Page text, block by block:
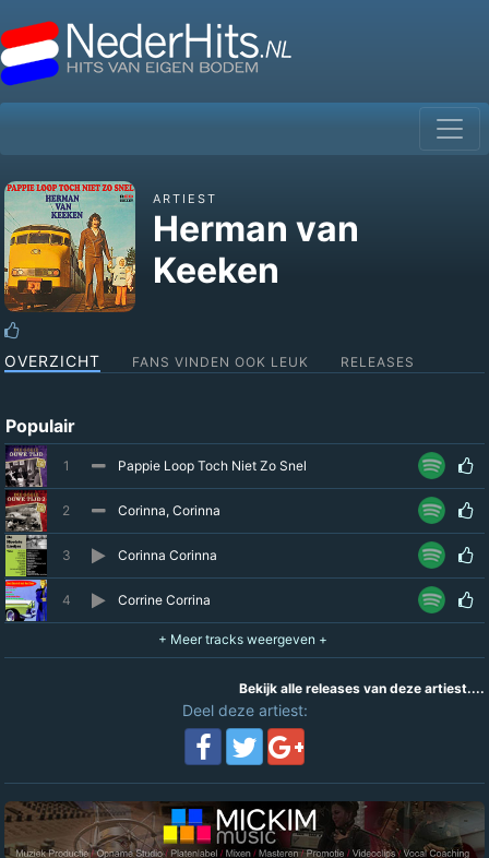
ARTIEST
Herman van
Keeken
OVERZICHT FANS VINDEN OOK LEUK RELEASES
Populair
1 Pappie Loop Toch Niet Zo Snel
2 Corinna, Corinna
3 Corinna Corinna
4 Corrine Corrina
Bekijk alle releases van deze artiest....
Deel deze artiest: